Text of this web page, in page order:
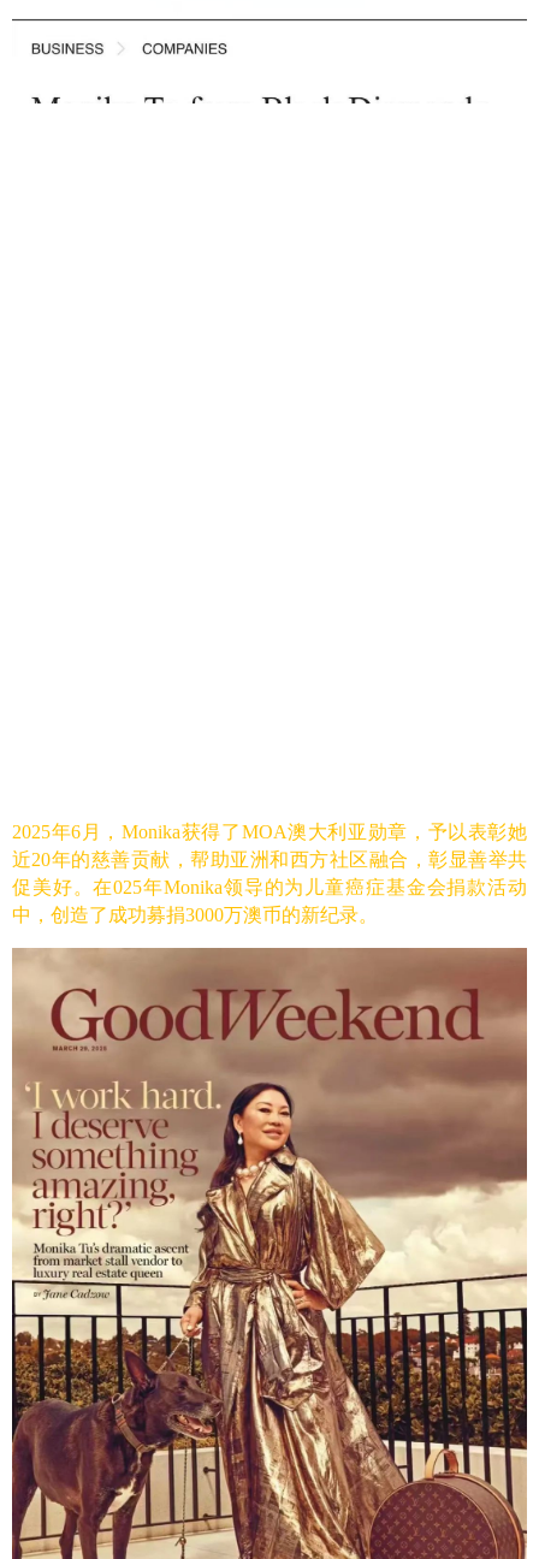
2025年6月，Monika获得了MOA澳大利亚勋章，予以表彰她
近20年的慈善贡献，帮助亚洲和西方社区融合，彰显善举共
促美好。在025年Monika领导的为儿童癌症基金会捐款活动
中，创造了成功募捐3000万澳币的新纪录。